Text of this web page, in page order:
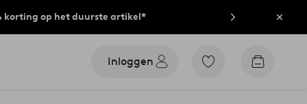
korting op het duurste artikel*
Inloggen
Ga
Go